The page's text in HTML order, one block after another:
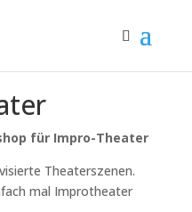
für Impro-Theater
Theaterszenen.
mal Improtheater